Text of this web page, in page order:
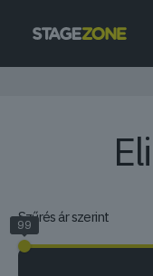
Szűrés ár szerint
99